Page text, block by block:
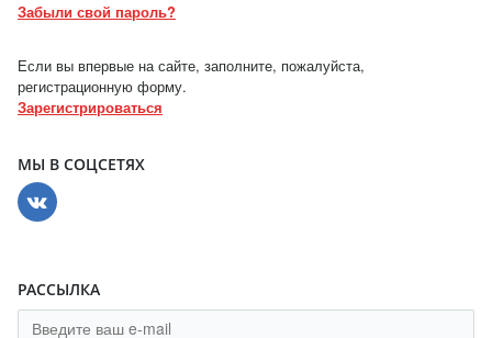
Забыли свой пароль?
Если вы впервые на сайте, заполните, пожалуйста,
регистрационную форму.
Зарегистрироваться
МЫ В СОЦСЕТЯХ
РАССЫЛКА